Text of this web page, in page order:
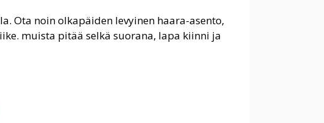
Ota noin olkapäiden levyinen haara-asento,
muista pitää selkä suorana, lapa kiinni ja